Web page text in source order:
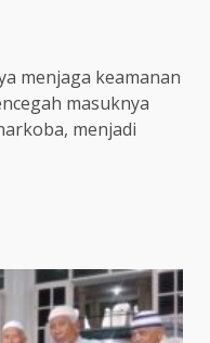
menjaga keamanan
masuknya
menjadi